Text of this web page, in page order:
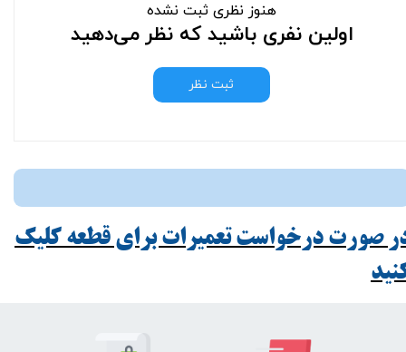
هنوز نظری ثبت نشده
اولین نفری باشید که نظر می‌دهید
ثبت نظر
صورت درخواست تعمیرات برای قطعه کلیک